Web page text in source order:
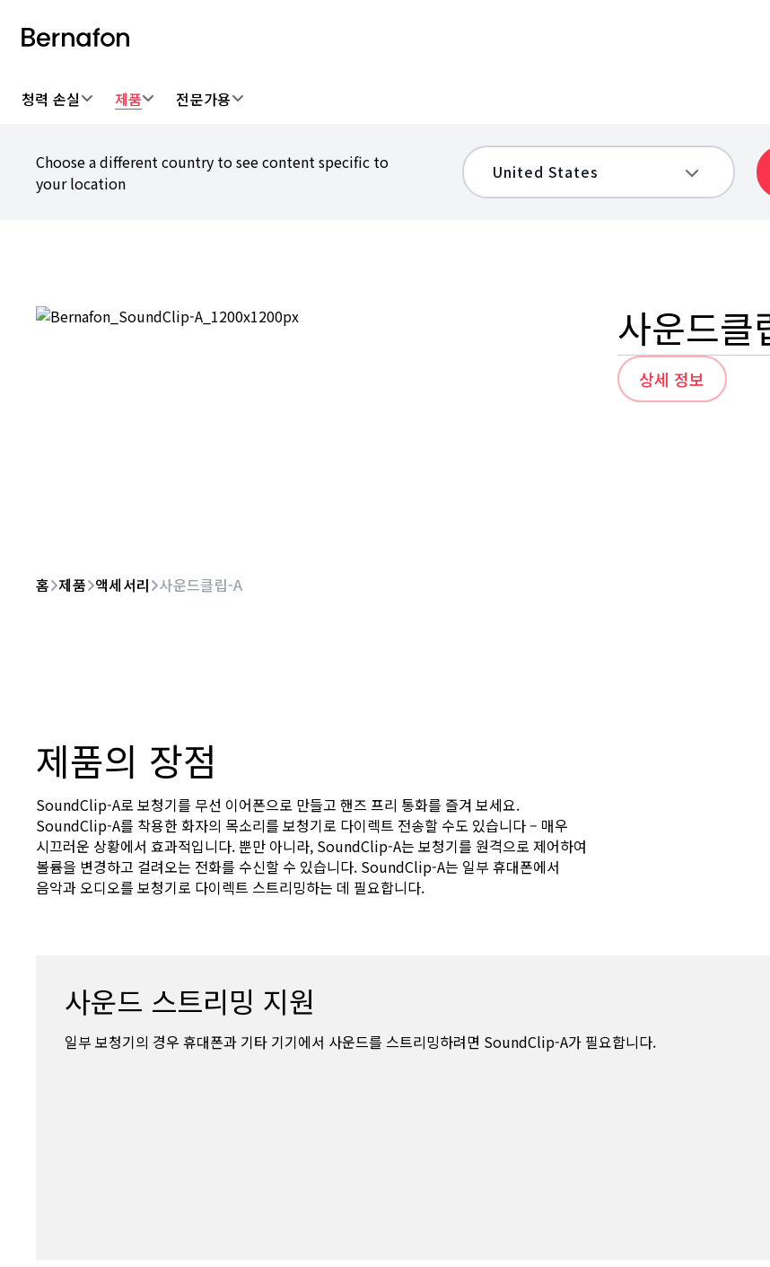
청력 손실 제품 전문가용
Choose a different country to see content specific to
your location
사운드클
상세 정보
홈 제품 액세서리 사운드클립-A
제품의 장점
SoundClip-A로 보청기를 무선 이어폰으로 만들고 핸즈 프리 통화를 즐겨 보세요.
SoundClip-A를 착용한 화자의 목소리를 보청기로 다이렉트 전송할 수도 있습니다 – 매우
시끄러운 상황에서 효과적입니다. 뿐만 아니라, SoundClip-A는 보청기를 원격으로 제어하여
볼륨을 변경하고 걸려오는 전화를 수신할 수 있습니다. SoundClip-A는 일부 휴대폰에서
음악과 오디오를 보청기로 다이렉트 스트리밍하는 데 필요합니다.
사운드 스트리밍 지원
일부 보청기의 경우 휴대폰과 기타 기기에서 사운드를 스트리밍하려면 SoundClip-A가 필요합니다.